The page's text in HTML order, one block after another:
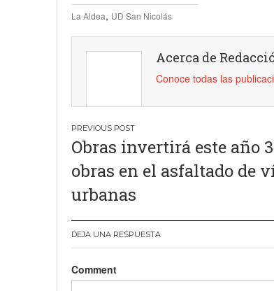
La Aldea, UD San Nicolás
Acerca de
Conoce todas las
Navegación
de
entradas
Obras invertirá este año
obras en el asfaltado de
urbanas
DEJA UNA RESPUESTA
Comment